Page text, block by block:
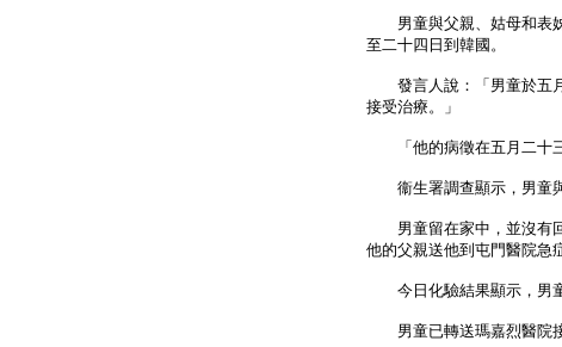
男童與父親、姑母和表姊
至二十四日到韓國。
發言人說：「男童於五月
接受治療。」
「他的病徵在五月二十三
衞生署調查顯示，男童與
男童留在家中，並沒有回
他的父親送他到屯門醫院急
今日化驗結果顯示，男童
男童已轉送瑪嘉烈醫院接